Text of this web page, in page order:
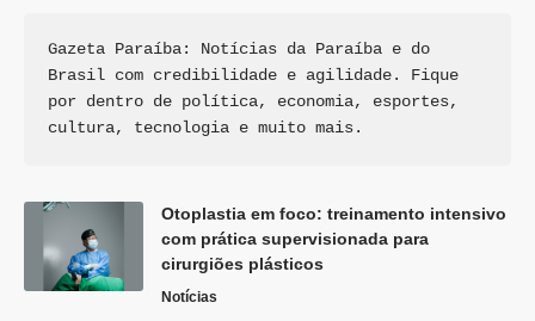
Gazeta Paraíba: Notícias da Paraíba e do
Brasil com credibilidade e agilidade. Fique
por dentro de política, economia, esportes,
cultura, tecnologia e muito mais.
Otoplastia em foco: treinamento intensivo
com prática supervisionada para
cirurgiões plásticos
Notícias